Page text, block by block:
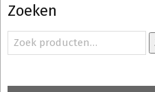
Zoeken
Zoeken
naar: